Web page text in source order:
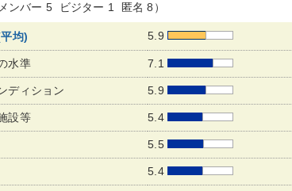
ンバー 5 ビジター 1 匿名 8）
均) 5.9
水準 7.1
ディション 5.9
設等 5.4
5.5
5.4